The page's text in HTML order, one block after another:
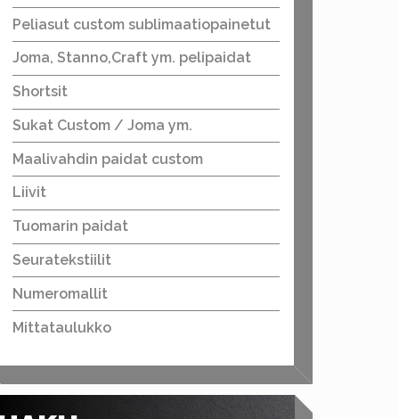
Peliasut custom sublimaatiopainetut
Joma, Stanno,Craft ym. pelipaidat
Shortsit
Sukat Custom / Joma ym.
Maalivahdin paidat custom
Liivit
Tuomarin paidat
Seuratekstiilit
Numeromallit
Mittataulukko